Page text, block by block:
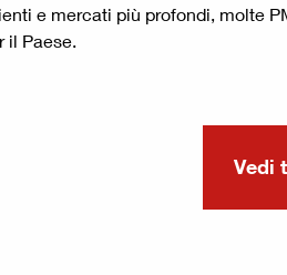
e mercati più profondi, molte
il Paese.
Vedi